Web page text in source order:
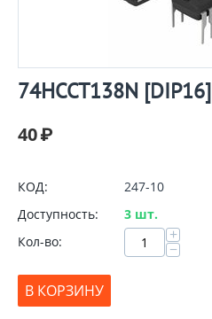
74HCCT138N [DIP16]
40₽
КОД:
247-10
Доступность:
3 шт.
Кол-во:
+
−
В КОРЗИНУ